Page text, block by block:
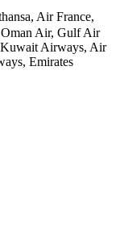
Air France,
Air, Gulf Air
Airways, Air
Emirates
contributors